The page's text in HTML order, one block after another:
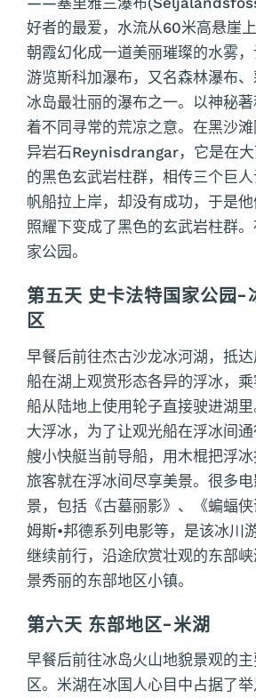
好者的最爱，水流从60米高悬崖
朝霞幻化成一道美丽璀璨的水雾，
游览斯科加瀑布，又名森林瀑布
冰岛最壮丽的瀑布之一。以神秘
着不同寻常的荒凉之意。在黑沙
异岩石Reynisdrangar，它是在
的黑色玄武岩柱群，相传三个巨
帆船拉上岸，却没有成功，于是
照耀下变成了黑色的玄武岩柱群
家公园。
第五天 史卡法特国家公园-
区
早餐后前往杰古沙龙冰河湖，抵
船在湖上观赏形态各异的浮冰，乘
船从陆地上使用轮子直接驶进湖
大浮冰，为了让观光船在浮冰间
艘小快艇当前导船，用木棍把浮冰
旅客就在浮冰间尽享美景。很多
景，包括《古墓丽影》、《蝙蝠
姆斯•邦德系列电影等，是该冰川
继续前行，沿途欣赏壮观的东部
景秀丽的东部地区小镇。
第六天 东部地区-米湖
早餐后前往冰岛火山地貌景观的
区。米湖在冰国人心目中占据了举